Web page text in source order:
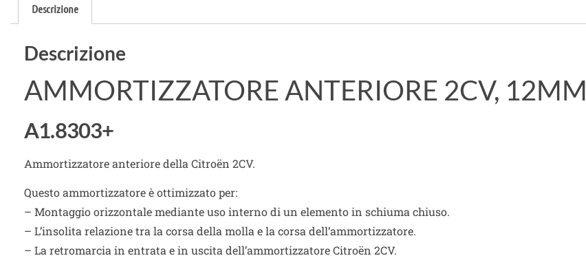
Descrizione
Descrizione
AMMORTIZZATORE ANTERIORE 2CV, 12MM
A1.8303+
Ammortizzatore anteriore della Citroën 2CV.
Questo ammortizzatore è ottimizzato per:
– Montaggio orizzontale mediante uso interno di un elemento in schiuma chiuso.
– L’insolita relazione tra la corsa della molla e la corsa dell’ammortizzatore.
– La retromarcia in entrata e in uscita dell’ammortizzatore Citroën 2CV.